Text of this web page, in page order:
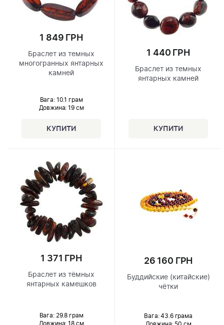
1 849 ГРН
Браслет из темных
многогранных янтарных
камней
Вага: 10.1 грам
Довжина: 19 см
1 440 ГРН
Браслет из темных
янтарных камней
1 371 ГРН
Браслет из тёмных
янтарных камешков
Вага: 29.8 грам
Довжина: 18 см
26 160 ГРН
Буддийские (китайские)
чётки
Вага: 43.6 грама